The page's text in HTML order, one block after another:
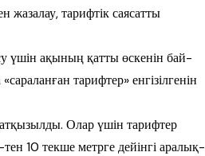
жа­залау, тарифтік саясатты
үшін ақының қатты өскенін бай­­
тарифтер» енгізілгенін
Олар үшін тарифтер
10 текше метрге дейінгі аралық­